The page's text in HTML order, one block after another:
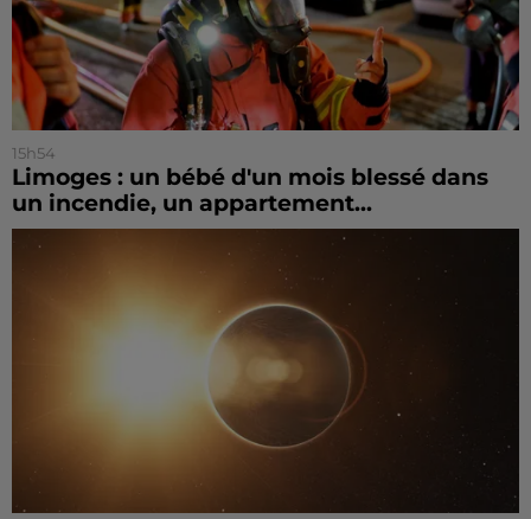
15h54
Limoges : un bébé d'un mois blessé dans
un incendie, un appartement...